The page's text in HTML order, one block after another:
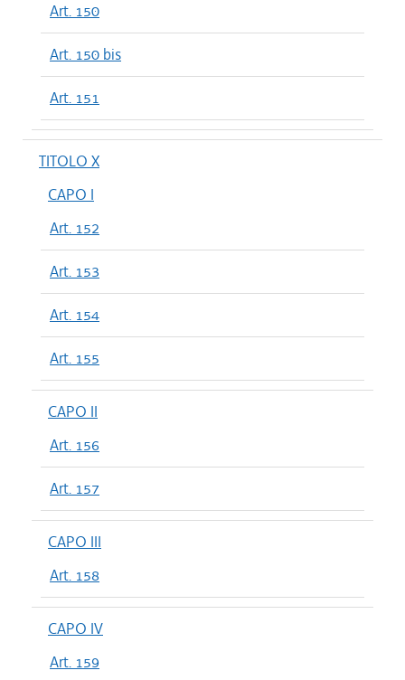
Art. 150
Art. 150 bis
Art. 151
TITOLO X
CAPO I
Art. 152
Art. 153
Art. 154
Art. 155
CAPO II
Art. 156
Art. 157
CAPO III
Art. 158
CAPO IV
Art. 159